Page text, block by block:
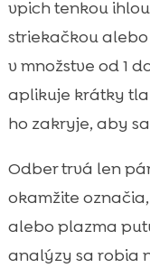
vpich tenkou
striekačkou
v množstve od 1
aplikuje krátky
ho zakryje, aby
Odber trvá len
okamžite
alebo plazma
analýzy sa robia